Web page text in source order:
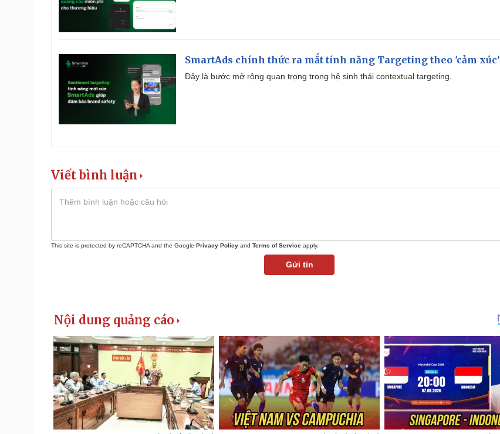
SmartAds chính thức ra mắt tính năng Targeting theo 'cảm xúc'
Đây là bước mở rộng quan trọng trong hệ sinh thái contextual targeting.
Viết bình luận
This site is protected by reCAPTCHA and the Google Privacy Policy and Terms of Service apply.
Gửi tin